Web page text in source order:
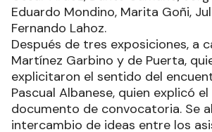
Eduardo Mondino, Marita Goñi,
Fernando Lahoz.
Después de tres exposiciones, a
Martínez Garbino y de Puerta,
explicitaron el sentido del
Pascual Albanese, quien explicó
documento de convocatoria. Se
intercambio de ideas entre los